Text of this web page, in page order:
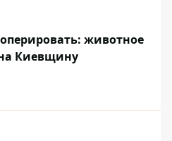
животное
Киевщину